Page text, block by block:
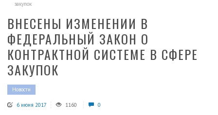
закупок
ВНЕСЕНЫ ИЗМЕНЕНИИ В
ФЕДЕРАЛЬНЫЙ ЗАКОН О
КОНТРАКТНОЙ СИСТЕМЕ В СФЕРЕ
ЗАКУПОК
Новости
6 июня 2017 1160 0